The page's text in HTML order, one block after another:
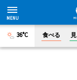
36°C 食べる